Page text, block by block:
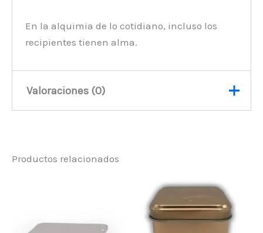
En la alquimia de lo cotidiano, incluso los
recipientes tienen alma.
Valoraciones (0)
de aluminio redonda con tapa
de rosca – 100 ml (7×3,5 cm)”
Productos relacionados